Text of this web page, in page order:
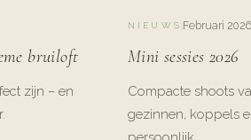
bruiloft
zijn – en
NIEUWS Februari 2026
Mini sessies 2026
Compacte shoots
gezinnen, koppels